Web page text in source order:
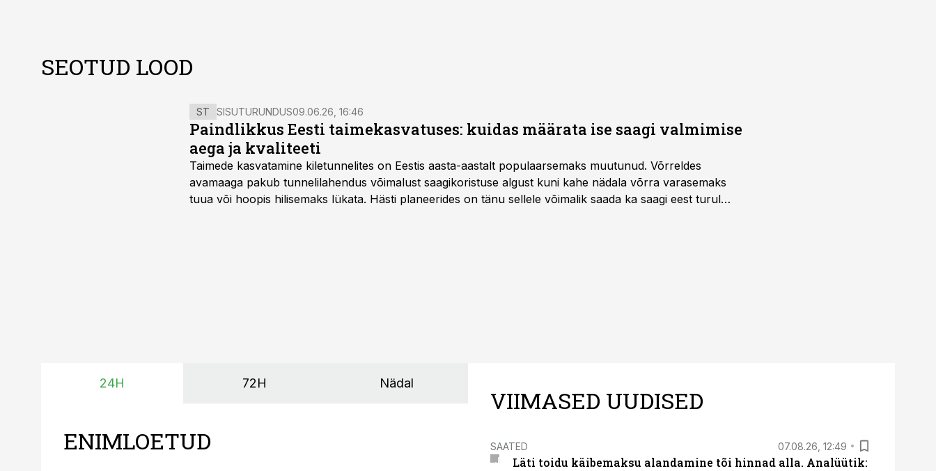
SEOTUD LOOD
ST SISUTURUNDUS09.06.26, 16:46
Paindlikkus Eesti taimekasvatuses: kuidas määrata ise saagi valmimise
aega ja kvaliteeti
Taimede kasvatamine kiletunnelites on Eestis aasta-aastalt populaarsemaks muutunud. Võrreldes
avamaaga pakub tunnelilahendus võimalust saagikoristuse algust kuni kahe nädala võrra varasemaks
tuua või hoopis hilisemaks lükata. Hästi planeerides on tänu sellele võimalik saada ka saagi eest turul
24H 72H Nädal
ENIMLOETUD
VIIMASED UUDISED
SAATED 07.08.26, 12:49
Läti toidu käibemaksu alandamine tõi hinnad alla. Analüütik: